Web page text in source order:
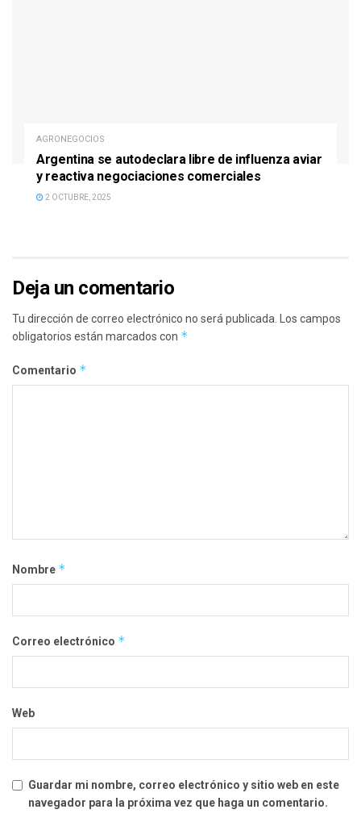
AGRONEGOCIOS
Argentina se autodeclara libre de influenza aviar
y reactiva negociaciones comerciales
2 OCTUBRE, 2025
Deja un comentario
Tu dirección de correo electrónico no será publicada.
Los campos
obligatorios están marcados con *
Comentario *
Nombre *
Correo electrónico *
Web
Guardar mi nombre, correo electrónico y sitio web en este
navegador para la próxima vez que haga un comentario.